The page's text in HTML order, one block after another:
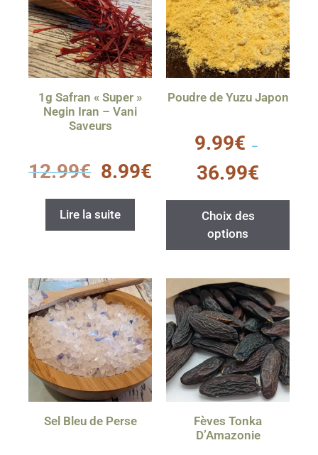
1g Safran « Super »
Negin Iran – Vani
Saveurs
s
u
5
12.99€ 8.99€
Lire la suite
Poudre de Yuzu Japon
s
u
5
9.99€ –
36.99€
Choix des
options
Sel Bleu de Perse
Fèves Tonka
D’Amazonie